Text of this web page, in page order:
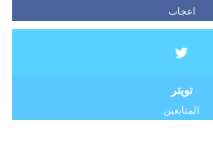
اعجاب
تويتر
المتابعين